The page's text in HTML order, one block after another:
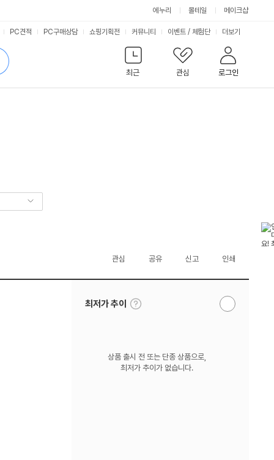
에누리 몰테일 메이크샵
최근
관심 로그인
PC견적 PC구매상담 쇼핑기획전 커뮤니티 이벤트 / 체험단 서
비
스
더보기
관심 공유 신고 인쇄
최저가 추이
툴
팁
알
상품 출시 전 또는 단종 상품으로,
최저가 추이가 없습니다.